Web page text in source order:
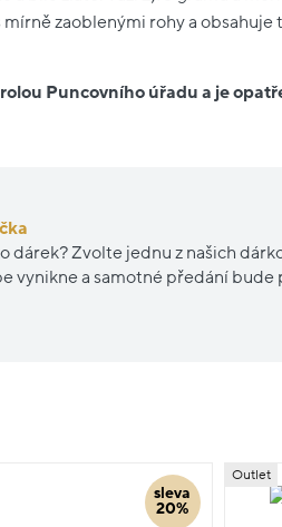
zaoblenými rohy a
Puncovního úřadu a je
dárek? Zvolte jednu z našich
vynikne a samotné předání
sleva
20%
Outlet